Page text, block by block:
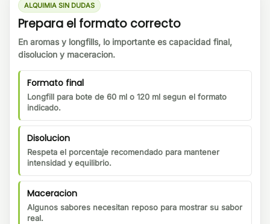
ALQUIMIA SIN DUDAS
Prepara el formato correcto
En aromas y longfills, lo importante es capacidad final,
disolucion y maceracion.
Formato final
Longfill para bote de 60 ml o 120 ml segun el formato
indicado.
Disolucion
Respeta el porcentaje recomendado para mantener
intensidad y equilibrio.
Maceracion
Algunos sabores necesitan reposo para mostrar su sabor
real.